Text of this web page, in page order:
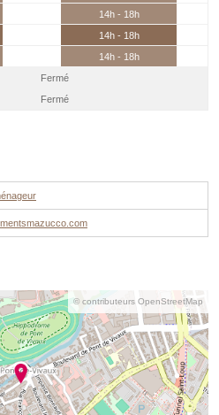
14h - 18h
14h - 18h
14h - 18h
Fermé
Fermé
© contributeurs OpenStreetMap